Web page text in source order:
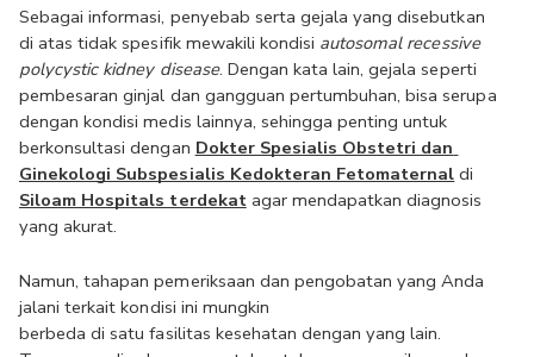
Sebagai informasi, penyebab serta gejala yang disebutkan
di atas tidak spesifik mewakili kondisi autosomal recessive
polycystic kidney disease. Dengan kata lain, gejala seperti
pembesaran ginjal dan gangguan pertumbuhan, bisa serupa
dengan kondisi medis lainnya, sehingga penting untuk
berkonsultasi dengan Dokter Spesialis Obstetri dan
Ginekologi Subspesialis Kedokteran Fetomaternal
Siloam Hospitals terdekat agar mendapatkan diagnosis
yang akurat.
Namun, tahapan pemeriksaan dan pengobatan yang Anda
jalani terkait kondisi ini mungkin
berbeda di satu fasilitas kesehatan dengan yang lain.